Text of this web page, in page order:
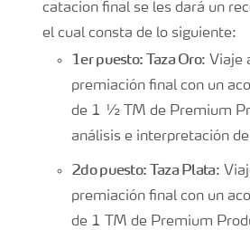
catacion final se les dará un
el cual consta de lo siguiente:
1er puesto: Taza Oro: Viaje
premiación final con un
de 1 ½ TM de Premium
análisis e interpretación
2do puesto: Taza Plata:
premiación final con un
de 1 TM de Premium